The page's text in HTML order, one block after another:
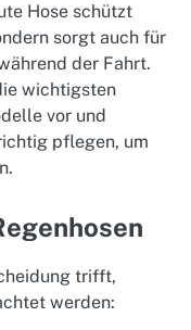
Hose schützt
sorgt auch für
der Fahrt.
wichtigsten
vor und
pflegen, um
trifft,
werden: